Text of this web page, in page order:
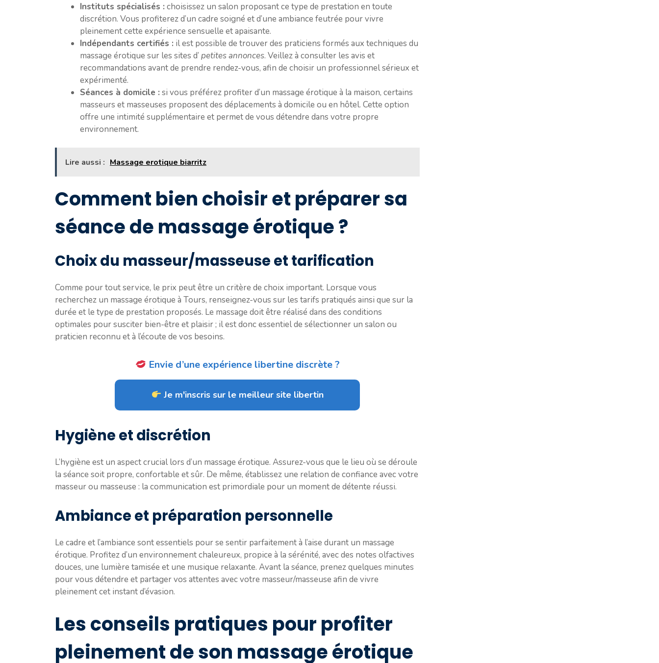
Instituts spécialisés : choisissez un salon proposant ce type de prestation en toute
discrétion. Vous profiterez d’un cadre soigné et d’une ambiance feutrée pour vivre
pleinement cette expérience sensuelle et apaisante.
Indépendants certifiés : il est possible de trouver des praticiens formés aux techniques du
massage érotique sur les sites d’ petites annonces. Veillez à consulter les avis et
recommandations avant de prendre rendez-vous, afin de choisir un professionnel sérieux et
expérimenté.
Séances à domicile : si vous préférez profiter d’un massage érotique à la maison, certains
masseurs et masseuses proposent des déplacements à domicile ou en hôtel. Cette option
offre une intimité supplémentaire et permet de vous détendre dans votre propre
environnement.
Lire aussi : Massage erotique biarritz
Comment bien choisir et préparer sa
séance de massage érotique ?
Choix du masseur/masseuse et tarification
Comme pour tout service, le prix peut être un critère de choix important. Lorsque vous
recherchez un massage érotique à Tours, renseignez-vous sur les tarifs pratiqués ainsi que sur la
durée et le type de prestation proposés. Le massage doit être réalisé dans des conditions
optimales pour susciter bien-être et plaisir ; il est donc essentiel de sélectionner un salon ou
praticien reconnu et à l’écoute de vos besoins.
Envie d’une expérience libertine discrète ?
Je m'inscris sur le meilleur site libertin
Hygiène et discrétion
L’hygiène est un aspect crucial lors d’un massage érotique. Assurez-vous que le lieu où se déroule
la séance soit propre, confortable et sûr. De même, établissez une relation de confiance avec votre
masseur ou masseuse : la communication est primordiale pour un moment de détente réussi.
Ambiance et préparation personnelle
Le cadre et l’ambiance sont essentiels pour se sentir parfaitement à l’aise durant un massage
érotique. Profitez d’un environnement chaleureux, propice à la sérénité, avec des notes olfactives
douces, une lumière tamisée et une musique relaxante. Avant la séance, prenez quelques minutes
pour vous détendre et partager vos attentes avec votre masseur/masseuse afin de vivre
pleinement cet instant d’évasion.
Les conseils pratiques pour profiter
pleinement de son massage érotique